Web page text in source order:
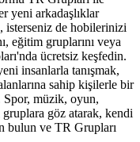
yeni arkadaşlıklar
isterseniz de hobilerinizi
eğitim gruplarını veya
ücretsiz keşfedin.
insanlarla tanışmak,
sahip kişilerle bir
Spor, müzik, oyun,
göz atarak, kendi
bulun ve TR Grupları